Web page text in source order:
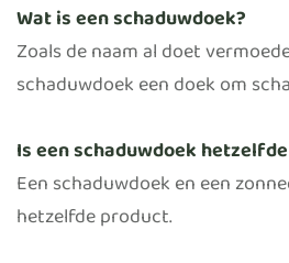
Wat is een schaduwdoek?
Zoals de naam al doet
schaduwdoek een doek om
Is een schaduwdoek
Een schaduwdoek en een
hetzelfde product.